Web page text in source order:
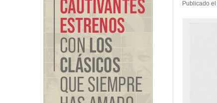
Publicado el